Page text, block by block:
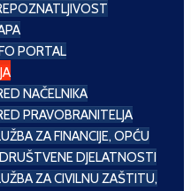
PORTAL
NAČELNIKA
PRAVOBRANITELJA
ZA FINANCIJE, OPĆU
DJELATNOSTI
ZA CIVILNU ZAŠTITU,